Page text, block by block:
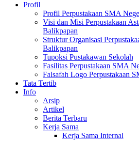
Profil
Profil Perpustakaan SMA
Visi dan Misi Perpustakaan
Balikpapan
Struktur Organisasi
Balikpapan
Tupoksi Pustakawan Sekolah
Fasilitas Perpustakaan SMA
Falsafah Logo Perpustakaan
Tata Tertib
Info
Arsip
Artikel
Berita Terbaru
Kerja Sama
Kerja Sama Internal